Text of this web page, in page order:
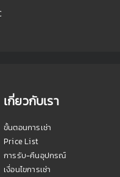
เกี่ยวกับเรา
ขั้นตอนการเช่า
Price List
การรับ-คืนอุปกรณ์
เงื่อนไขการเช่า